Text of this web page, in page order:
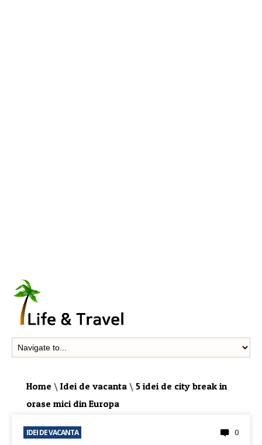
Home \ Idei de vacanta \ 5 idei de city break in
orase mici din Europa
IDEI DE VACANTA 0